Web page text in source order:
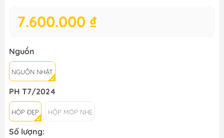
7.600.000 ₫
Nguồn
NGUỒN NHẬT
PH T7/2024
HỘP ĐẸP HỘP MÓP NHẸ
Số lượng: